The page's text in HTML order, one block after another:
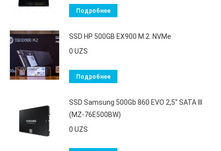
Подробнее
SSD HP 500GB EX900 M.2. NVMe
0 UZS
Подробнее
SSD Samsung 500Gb 860 EVO 2,5" SATA III
(MZ-76E500BW)
0 UZS